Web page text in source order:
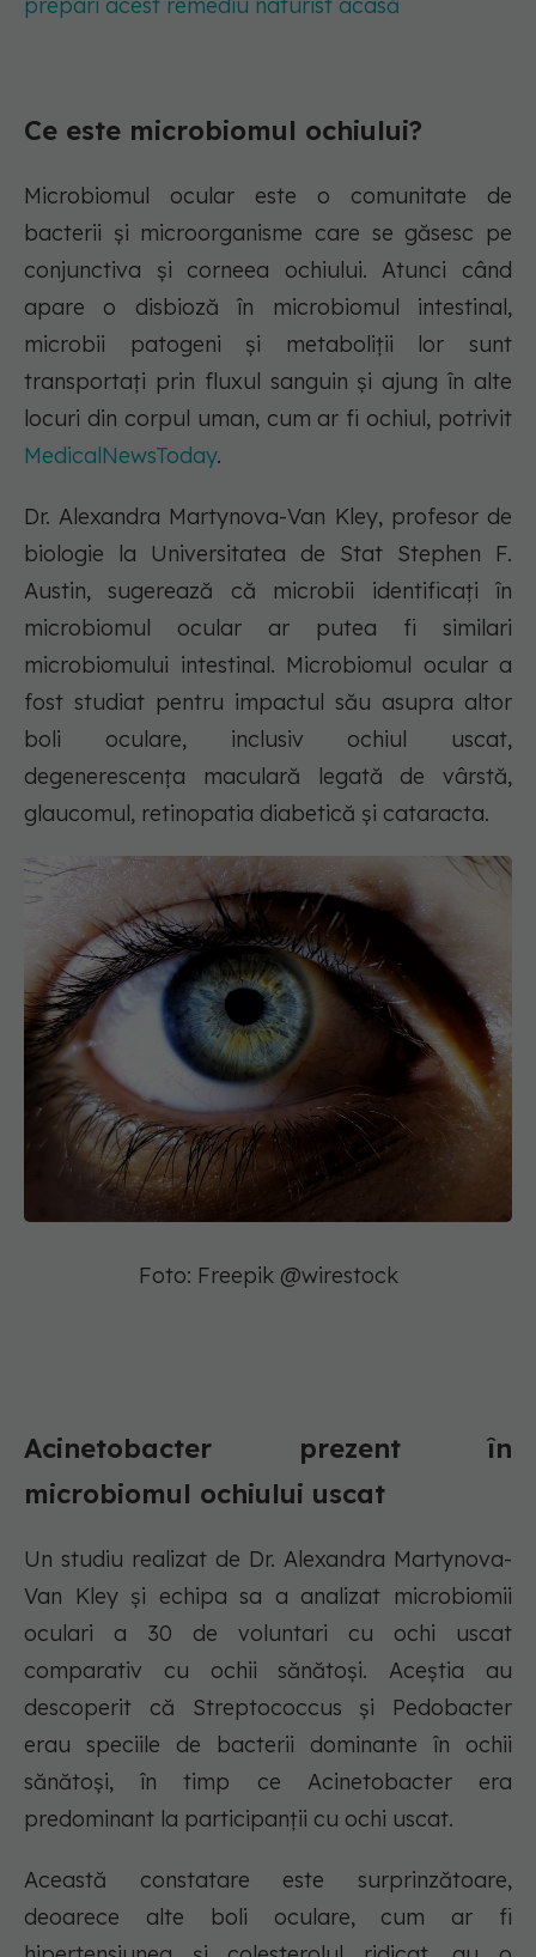
prepari acest remediu naturist acasă
Ce este microbiomul ochiului?
Microbiomul ocular este o comunitate de
bacterii și microorganisme care se găsesc pe
conjunctiva și corneea ochiului. Atunci când
apare o disbioză în microbiomul intestinal,
microbii patogeni și metaboliții lor sunt
transportați prin fluxul sanguin și ajung în alte
locuri din corpul uman, cum ar fi ochiul, potrivit
MedicalNewsToday.
Dr. Alexandra Martynova-Van Kley, profesor de
biologie la Universitatea de Stat Stephen F.
Austin, sugerează că microbii identificați în
microbiomul ocular ar putea fi similari
microbiomului intestinal. Microbiomul ocular a
fost studiat pentru impactul său asupra altor
boli oculare, inclusiv ochiul uscat,
degenerescența maculară legată de vârstă,
glaucomul, retinopatia diabetică și cataracta.
Foto: Freepik @wirestock
Acinetobacter prezent în
microbiomul ochiului uscat
Un studiu realizat de Dr. Alexandra Martynova-
Van Kley și echipa sa a analizat microbiomii
oculari a 30 de voluntari cu ochi uscat
comparativ cu ochii sănătoși. Aceștia au
descoperit că Streptococcus și Pedobacter
erau speciile de bacterii dominante în ochii
sănătoși, în timp ce Acinetobacter era
predominant la participanții cu ochi uscat.
Această constatare este surprinzătoare,
deoarece alte boli oculare, cum ar fi